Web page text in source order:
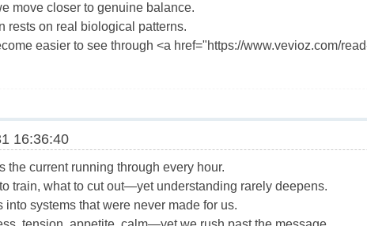
move closer to genuine balance.
rests on real biological patterns.
easier to see through <a href="https://www.vevioz.com/
16:36:40
the current running through every hour.
train, what to cut out—yet understanding rarely deepens.
systems that were never made for us.